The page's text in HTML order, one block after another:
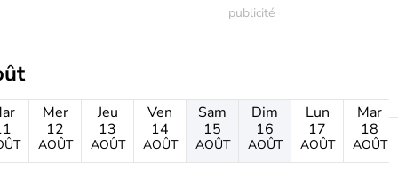
Mer
12
AOÛT
Jeu
13
AOÛT
Ven
14
AOÛT
Sam
15
AOÛT
Dim
16
AOÛT
Lun
17
AOÛT
Mar
18
AOÛT